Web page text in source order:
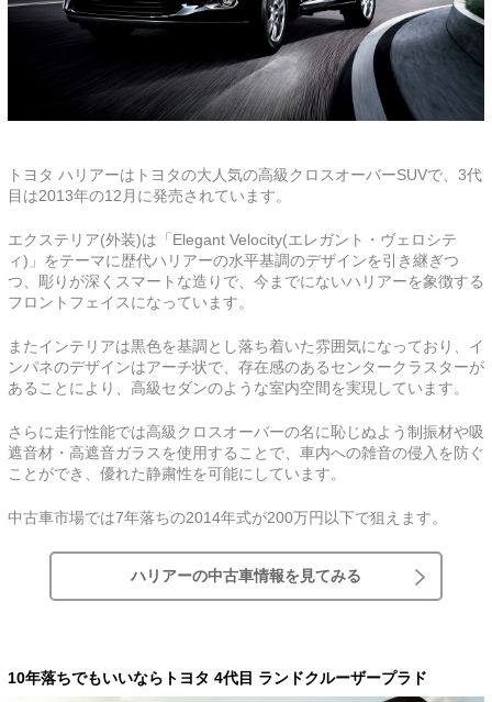
トヨタ ハリアーはトヨタの大人気の高級クロスオーバーSUVで、3代
目は2013年の12月に発売されています。
エクステリア(外装)は「Elegant Velocity(エレガント・ヴェロシテ
ィ)」をテーマに歴代ハリアーの水平基調のデザインを引き継ぎつ
つ、彫りが深くスマートな造りで、今までにないハリアーを象徴する
フロントフェイスになっています。
またインテリアは黒色を基調とし落ち着いた雰囲気になっており、イ
ンパネのデザインはアーチ状で、存在感のあるセンタークラスターが
あることにより、高級セダンのような室内空間を実現しています。
さらに走行性能では高級クロスオーバーの名に恥じぬよう制振材や吸
遮音材・高遮音ガラスを使用することで、車内への雑音の侵入を防ぐ
ことができ、優れた静粛性を可能にしています。
中古車市場では7年落ちの2014年式が200万円以下で狙えます。
ハリアーの中古車情報を見てみる
10年落ちでもいいならトヨタ 4代目 ランドクルーザープラド